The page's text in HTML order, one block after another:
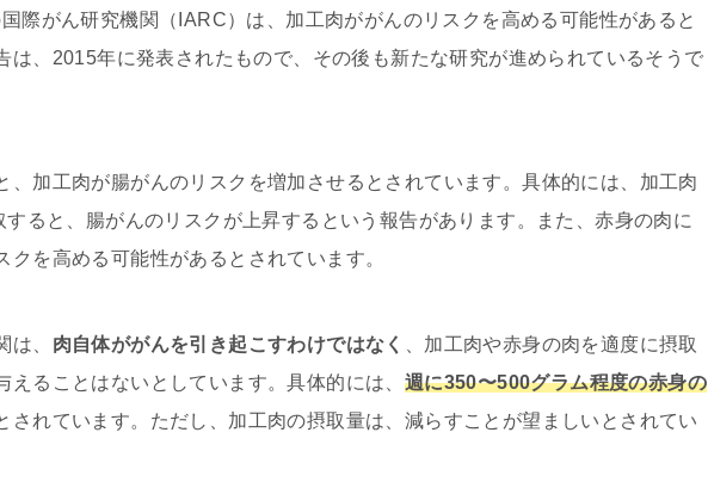
際がん研究機関（IARC）は、加工肉ががんのリスクを高める可能性があると
は、2015年に発表されたもので、その後も新たな研究が進められているそうで
、加工肉が腸がんのリスクを増加させるとされています。具体的には、加工肉
ると、腸がんのリスクが上昇するという報告があります。また、赤身の肉に
クを高める可能性があるとされています。
は、 肉自体ががんを引き起こすわけではなく
、加工肉や赤身の肉を適度に摂取
えることはないとしています。具体的には、 週に350〜500グラム程度の赤身の
されています。ただし、加工肉の摂取量は、減らすことが望ましいとされてい